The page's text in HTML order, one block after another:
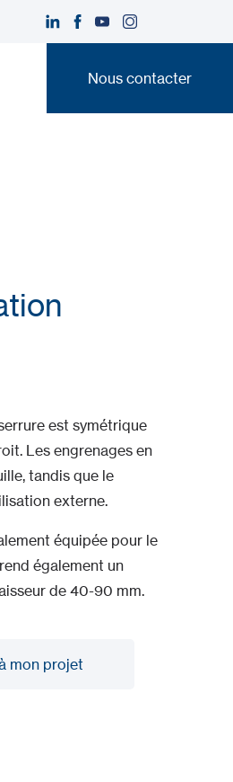
Nous contacter
est symétrique
Les engrenages en
tandis que le
externe.
équipée pour le
également un
de 40-90 mm.
mon projet